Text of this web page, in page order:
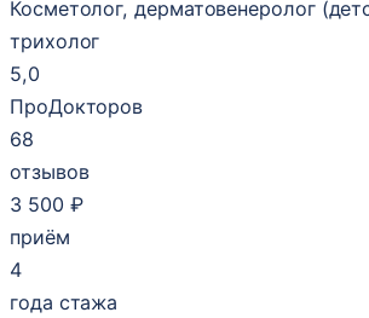
Косметолог, дерматовенеролог
трихолог
5,0
ПроДокторов
68
отзывов
3 500 ₽
приём
4
года стажа